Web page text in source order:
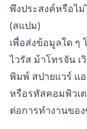
พึงประสงค์หรือไ
(สแปม)
เพื่อส่งข้อมูลใด ๆ
ไวรัส ม้าโทรจัน
พิมพ์ สปายแวร์ แ
หรือรหัสคอมพิวเ
ต่อการทำงานขอ